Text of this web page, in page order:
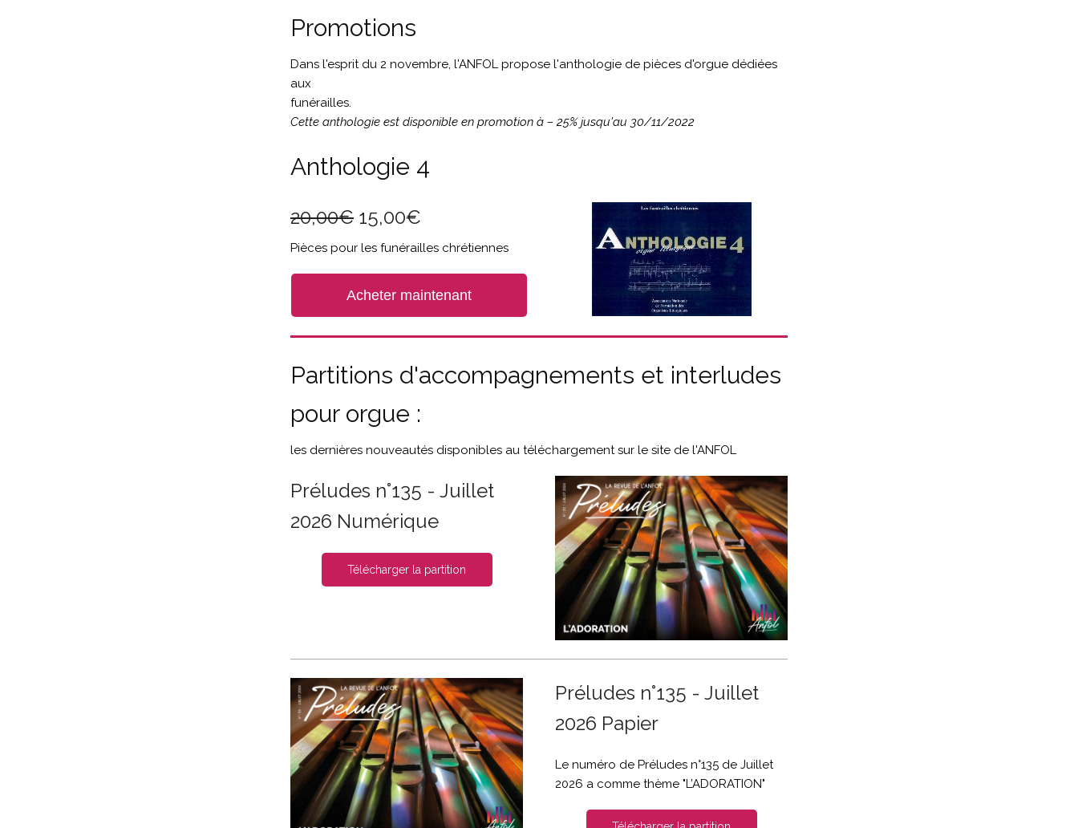
Promotions
Dans l'esprit du 2 novembre, l'ANFOL propose l'anthologie de pièces d'orgue dédiées
aux
funérailles.
Cette anthologie est disponible en promotion à – 25% jusqu'au 30/11/2022
Anthologie 4
20,00€ 15,00€
Pièces pour les funérailles chrétiennes
Acheter maintenant
Partitions d'accompagnements et interludes
pour orgue :
les dernières nouveautés disponibles au téléchargement sur le site de l'ANFOL
Préludes n°135 - Juillet
2026 Numérique
Télécharger la partition
Préludes n°135 - Juillet
2026 Papier
Le numéro de Préludes n°135 de Juillet
2026 a comme thème "L’ADORATION"